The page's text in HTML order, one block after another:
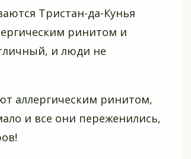
Тристан-да-Кунья
ринитом и
и люди не
аллергическим ринитом,
и все они переженились,